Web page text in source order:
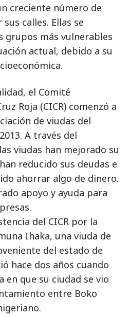
creciente número de
calles. Ellas se
grupos más vulnerables
actual, debido a su
el Comité
Roja (CICR) comenzó a
de viudas del
A través del
viudas han mejorado su
reducido sus deudas e
ahorrar algo de dinero.
apoyo y ayuda para
del CICR por la
Ihaka, una viuda de
del estado de
hace dos años cuando
que su ciudad se vio
entre Boko